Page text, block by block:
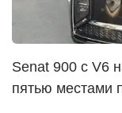
Senat 900 с V6
пятью местами